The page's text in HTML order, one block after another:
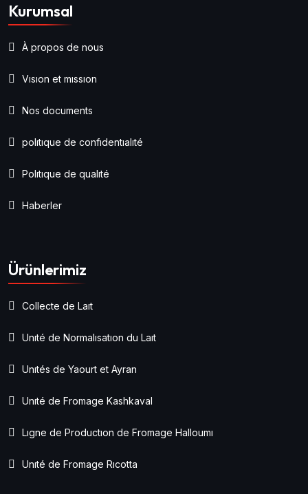
Kurumsal
À propos de nous
Vısıon et mıssıon
Nos documents
polıtıque de confıdentıalıté
Polıtıque de qualıté
Haberler
Ürünlerimiz
Collecte de Laıt
Unıté de Normalısatıon du Laıt
Unıtés de Yaourt et Ayran
Unıté de Fromage Kashkaval
Lıgne de Productıon de Fromage Halloumı
Unıté de Fromage Rıcotta